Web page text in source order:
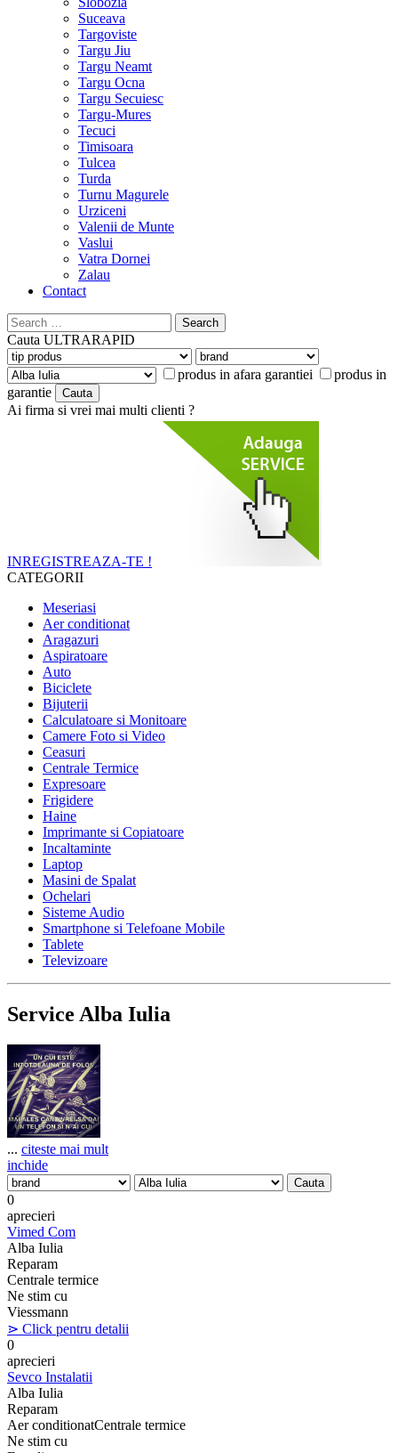
Suceava
Targoviste
Targu Jiu
Targu Neamt
Targu Ocna
Targu Secuiesc
Targu-Mures
Tecuci
Timisoara
Tulcea
Turda
Turnu Magurele
Urziceni
Valenii de Munte
Vaslui
Vatra Dornei
Zalau
Contact
Search
for:
Cauta ULTRARAPID
produs in afara garantiei
produs in
garantie
Ai firma si vrei mai multi clienti ?
INREGISTREAZA-TE !
CATEGORII
Meseriasi
Aer conditionat
Aragazuri
Aspiratoare
Auto
Biciclete
Bijuterii
Calculatoare si Monitoare
Camere Foto si Video
Ceasuri
Centrale Termice
Expresoare
Frigidere
Haine
Imprimante si Copiatoare
Incaltaminte
Laptop
Masini de Spalat
Ochelari
Sisteme Audio
Smartphone si Telefoane Mobile
Tablete
Televizoare
Service Alba Iulia
... citeste mai mult
inchide
0
aprecieri
Vimed Com
Alba Iulia
Reparam
Centrale termice
Ne stim cu
Viessmann
⋗ Click pentru detalii
0
aprecieri
Sevco Instalatii
Alba Iulia
Reparam
Aer conditionatCentrale termice
Ne stim cu